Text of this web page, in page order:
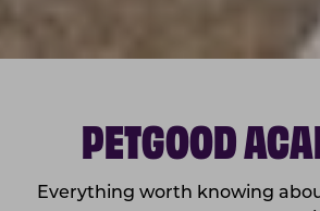
PETGOOD
Everything worth knowing